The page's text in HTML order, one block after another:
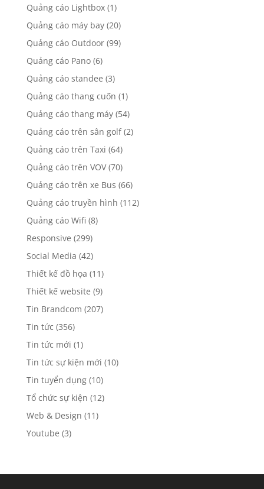
Quảng cáo Lightbox(1)
Quảng cáo máy bay(20)
Quảng cáo Outdoor(99)
Quảng cáo Pano(6)
Quảng cáo standee (3)
Quảng cáo thang cuốn (1)
Quảng cáo thang máy(54)
Quảng cáo trên sân golf(2)
Quảng cáo trên Taxi (64)
Quảng cáo trên VOV(70)
Quảng cáo trên xe Bus (66)
Quảng cáo truyền hình (112)
Quảng cáo Wifi (8)
Responsive (299)
Social Media (42)
Thiết kế đồ họa (11)
Thiết kế website (9)
Tin Brandcom (207)
Tin tức (356)
Tin tức mới (1)
Tin tức sự kiện mới (10)
Tin tuyển dụng(10)
Tổ chức sự kiện (12)
Web & Design (11)
Youtube (3)